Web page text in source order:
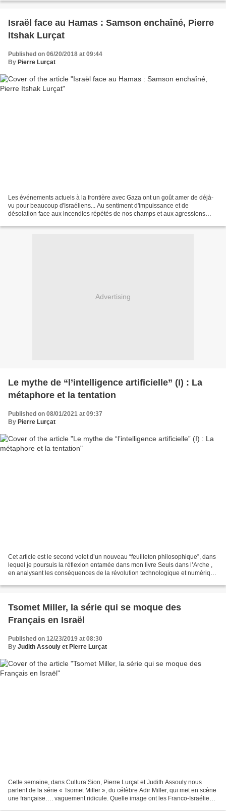
Israël face au Hamas : Samson enchaîné, Pierre
Itshak Lurçat
Published on 06/20/2018 at 09:44
By Pierre Lurçat
Les événements actuels à la frontière avec Gaza ont un goût amer de déjà-
vu pour beaucoup d'Israéliens... Au sentiment d'impuissance et de
désolation face aux incendies répétés de nos champs et aux agressions
Advertising
Le mythe de “l’intelligence artificielle” (I) : La
métaphore et la tentation
Published on 08/01/2021 at 09:37
By Pierre Lurçat
Cet article est le second volet d’un nouveau “feuilleton philosophique”, dans
lequel je poursuis la réflexion entamée dans mon livre Seuls dans l’Arche ,
en analysant les conséquences de la révolution technologique et numérique
Tsomet Miller, la série qui se moque des
Français en Israël
Published on 12/23/2019 at 08:30
By Judith Assouly et Pierre Lurçat
Cette semaine, dans Cultura’Sion, Pierre Lurçat et Judith Assouly nous
parlent de la série « Tsomet Miller », du célèbre Adir Miller, qui met en scène
une française…. vaguement ridicule. Quelle image ont les Franco-Israéliens